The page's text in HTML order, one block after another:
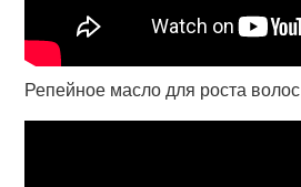
Репейное масло для роста волос